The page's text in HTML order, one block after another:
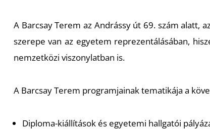
A Barcsay Terem az Andrássy út 69. szám alatt, a
szerepe van az egyetem reprezentálásában,
nemzetközi viszonylatban is.
A Barcsay Terem programjainak tematikája a
Diploma-kiállítások és egyetemi hallgatói